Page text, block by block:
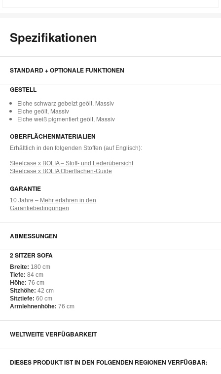
Spezifikationen
STANDARD + OPTIONALE FUNKTIONEN
GESTELL
Eiche schwarz gebeizt geölt, Massiv
Eiche geölt, Massiv
Eiche weiß pigmentiert geölt, Massiv
OBERFLÄCHENMATERIALIEN
Erhältlich in den folgenden Stoffen (auf Englisch):
Steelcase x BOLIA – Stoff- und Lederübersicht
Steelcase x BOLIA Oberflächen-Guide
GARANTIE
10 Jahre – Mehr erfahren in den
Garantiebedingungen
ABMESSUNGEN
2 SITZER SOFA
Breite: 180 cm​
Tiefe: 84 cm​
Höhe: 76 cm​
Sitzhöhe: 42 cm​
Sitztiefe: 60 cm​
Armlehnenhöhe: 76 cm​
WELTWEITE VERFÜGBARKEIT
DIESES PRODUKT IST IN DEN FOLGENDEN REGIONEN VERFÜGBAR: